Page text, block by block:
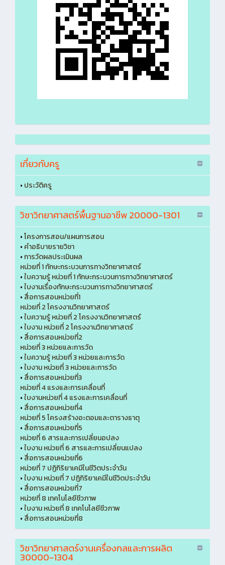
เกี่ยวกับครู
• ประวัติครู
วิชาวิทยาศาสตร์พื้นฐานอาชีพ 20000-1301
•โครงการสอน/แผนการสอน
• คำอธิบายรายวิชา
•การวัดผลประเมินผล
หน่วยที่ 1 ทักษะกระบวนการทางวิทยาศาสตร์
•ใบความรู้ หน่วยที่ 1 ทักษะกระบวนการทางวิทยาศาสตร์
•ใบงานเรื่องทักษะกระบวนการทางวิทยาศาสตร์
• สื่อการสอนหน่วยที่1
หน่วยที่ 2 โครงงานวิทยาศาสตร์
•ใบความรู้ หน่วยที่ 2 โครงงานวิทยาศาสตร์
•ใบงาน หน่วยที่ 2 โครงงานวิทยาศาสตร์
• สื่อการสอนหน่วยที่2
หน่วยที่ 3 หน่วยและการวัด
•ใบความรู้ หน่วยที่ 3 หน่วยและการวัด
•ใบงาน หน่วยที่ 3 หน่วยและการวัด
• สื่อการสอนหน่วยที่3
หน่วยที่ 4 แรงและการเคลื่อนที่
•ใบงานหน่วยที่ 4 แรงและการเคลื่อนที่
• สื่อการสอนหน่วยที่4
หน่วยที่ 5 โครงสร้างอะตอมและตารางธาตุ
• สื่อการสอนหน่วยที่5
หน่วยที่ 6 สารและการเปลี่ยนอปลง
•ใบงาน หน่วยที่ 6 สารและการเปลี่ยนแปลง
• สื่อการสอนหน่วยที่6
หน่วยที่ 7 ปฏิกิริยาเคมีในชีวิตประจำวัน
•ใบงาน หน่วยที่ 7 ปฎิกิริยาเคมีในชีวิตประจำวัน
• สื่อการสอนหน่วยที่7
หน่วยที่ 8 เทคโนโลยีชีวภาพ
•ใบงาน หน่วยที่ 8 เทคโนโลยีชีวภาพ
• สื่อการสอนหน่วยที่8
วิชาวิทยาศาสตร์งานเครื่องกลและการผลิต
30000-1304